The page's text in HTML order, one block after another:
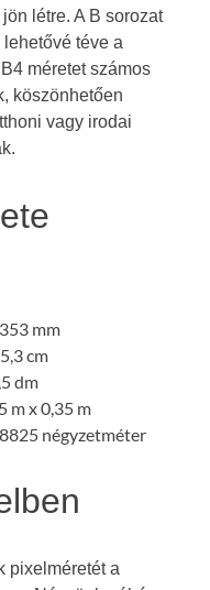
létre. A B sorozat
téve a
méretet számos
köszönhetően
vagy irodai
mm
cm
dm
m x 0,35 m
négyzetméter
pixelméretét a